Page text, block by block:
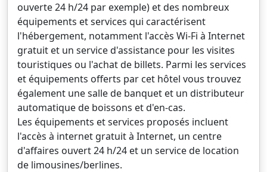
ouverte 24 h/24 par exemple) et des nombreux
équipements et services qui caractérisent
l'hébergement, notamment l'accès Wi-Fi à Internet
gratuit et un service d'assistance pour les visites
touristiques ou l'achat de billets. Parmi les services
et équipements offerts par cet hôtel vous trouvez
également une salle de banquet et un distributeur
automatique de boissons et d'en-cas.
Les équipements et services proposés incluent
l'accès à internet gratuit à Internet, un centre
d'affaires ouvert 24 h/24 et un service de location
de limousines/berlines.